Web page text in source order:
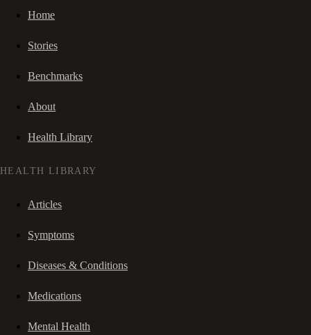
Home
Stories
Benchmarks
About
Health Library
HEALTH LIBRARY
Articles
Symptoms
Diseases & Conditions
Medications
Mental Health